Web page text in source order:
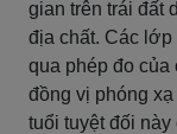
gian trên trái đất
địa chất. Các
qua phép đo của
đồng vị phóng
tuổi tuyệt đối